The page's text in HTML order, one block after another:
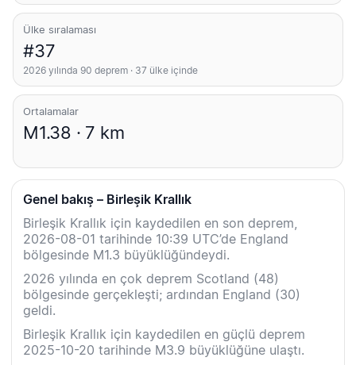
Ülke sıralaması
#37
2026 yılında 90 deprem · 37 ülke içinde
Ortalamalar
M1.38 · 7 km
Genel bakış – Birleşik Krallık
Birleşik Krallık için kaydedilen en son deprem,
2026-08-01 tarihinde 10:39 UTC’de England
bölgesinde M1.3 büyüklüğündeydi.
2026 yılında en çok deprem Scotland (48)
bölgesinde gerçekleşti; ardından England (30)
geldi.
Birleşik Krallık için kaydedilen en güçlü deprem
2025-10-20 tarihinde M3.9 büyüklüğüne ulaştı.